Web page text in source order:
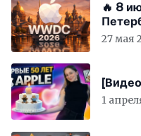
🔥 8
27 мая
1